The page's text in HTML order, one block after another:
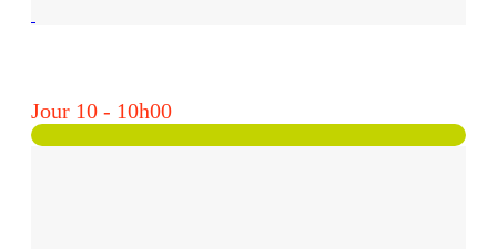
Jour 10 - 10h00